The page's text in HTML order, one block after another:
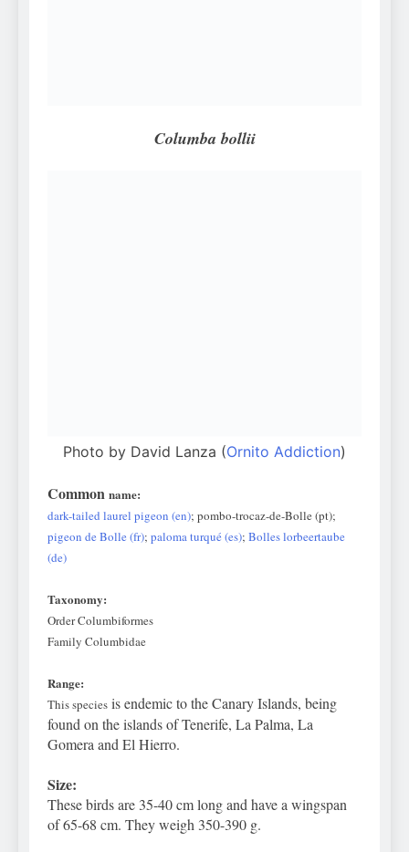
Columba bollii
Photo by David Lanza (Ornito Addiction)
Common name:
dark-tailed laurel pigeon (en); pombo-trocaz-de-Bolle (pt);
pigeon de Bolle (fr); paloma turqué (es); Bolles lorbeertaube
(de)
Taxonomy:
Order Columbiformes
Family Columbidae
Range:
This species is endemic to the Canary Islands, being
found on the islands of Tenerife, La Palma, La
Gomera and El Hierro.
Size:
These birds are 35-40 cm long and have a wingspan
of 65-68 cm. They weigh 350-390 g.